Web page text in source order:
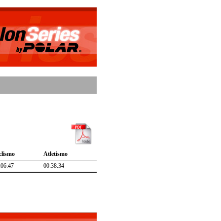
Atletismo
00:38:34